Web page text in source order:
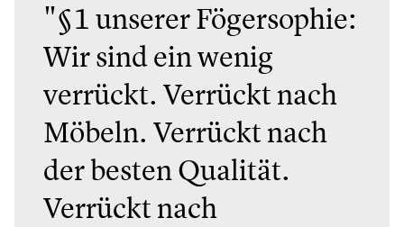
"§1 unserer Fögersophie:
Wir sind ein wenig
verrückt. Verrückt nach
Möbeln. Verrückt nach
der besten Qualität.
Verrückt nach